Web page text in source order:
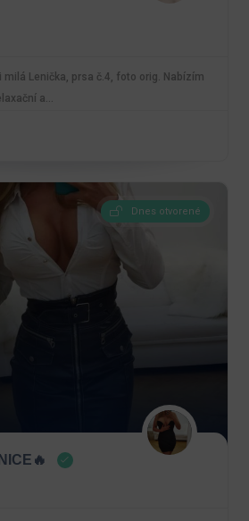
Lenička, prsa č.4, foto orig. Nabízím
a…
Dnes otvorené